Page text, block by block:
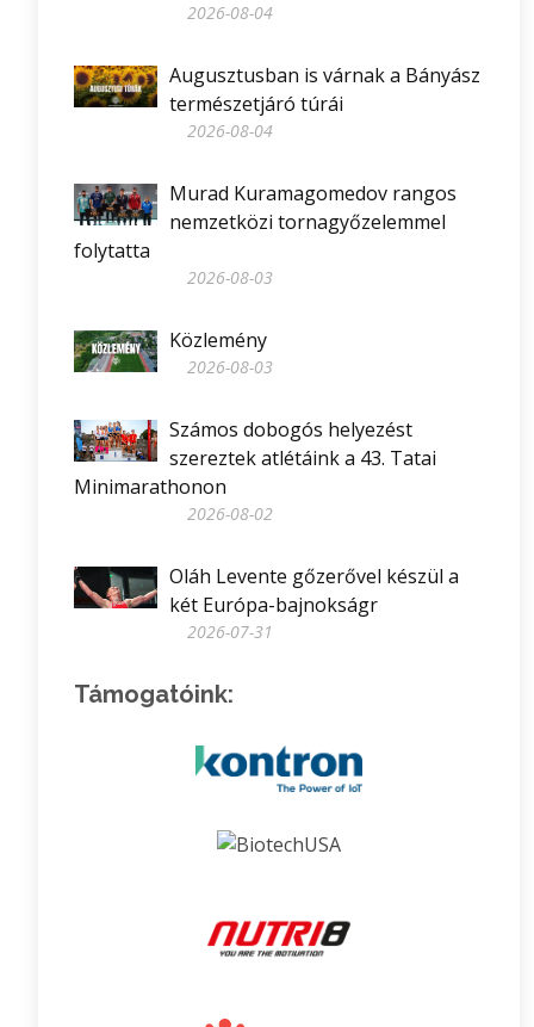
2026-08-04
Augusztusban is várnak a Bányász
természetjáró túrái
2026-08-04
Murad Kuramagomedov rangos
nemzetközi tornagyőzelemmel
folytatta
2026-08-03
Közlemény
2026-08-03
Számos dobogós helyezést
szereztek atlétáink a 43. Tatai
Minimarathonon
2026-08-02
Oláh Levente gőzerővel készül a
két Európa-bajnokságr
2026-07-31
Támogatóink: